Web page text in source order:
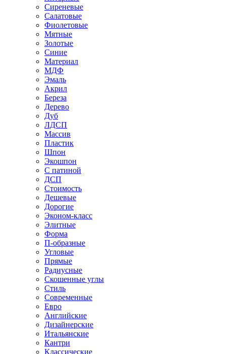
Сиреневые
Салатовые
Фиолетовые
Мятные
Золотые
Синие
Материал
МДФ
Эмаль
Акрил
Береза
Дерево
Дуб
ЛДСП
Массив
Пластик
Шпон
Экошпон
С патиной
ДСП
Стоимость
Дешевые
Дорогие
Эконом-класс
Элитные
Форма
П-образные
Угловые
Прямые
Радиусные
Скошенные углы
Стиль
Современные
Евро
Английские
Дизайнерские
Итальянские
Кантри
Классические